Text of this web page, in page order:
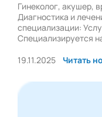
Гинеколог, акушер,
Диагностика и
специализации:
Специализируется
19.11.2025
Читать